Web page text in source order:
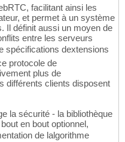
facilitant ainsi les
et permet à un système
Il définit aussi un moyen de
entre les serveurs
spécifications dextensions
protocole de
plus de
différents clients disposent
la sécurité - la bibliothèque
en bout optionnel,
de lalgorithme